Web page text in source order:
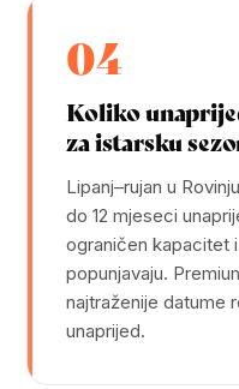
04
Koliko
za istarsku
Lipanj–rujan u
do 12 mjeseci
ograničen kapacitet
popunjavaju.
najtraženije datume
unaprijed.